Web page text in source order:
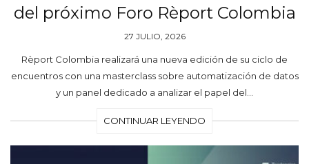
del próximo Foro Rèport Colombia
27 JULIO, 2026
Rèport Colombia realizará una nueva edición de su ciclo de
encuentros con una masterclass sobre automatización de datos
y un panel dedicado a analizar el papel del…
CONTINUAR LEYENDO